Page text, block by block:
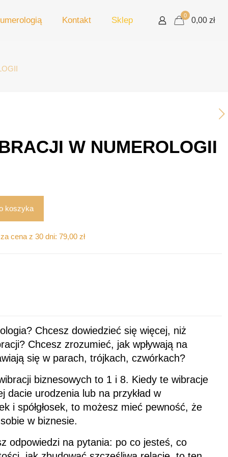
Kontakt Sklep 0
0,00 zł
W NUMEROLOGII
koszyka
cena z 30 dni: 79,00 zł
Chcesz dowiedzieć się więcej, niż
Chcesz zrozumieć, jak wpływają na
się w parach, trójkach, czwórkach?
biznesowych to 1 i 8. Kiedy te wibracje
dacie urodzenia lub na przykład w
i spółgłosek, to możesz mieć pewność, że
w biznesie.
odpowiedzi na pytania: po co jesteś, co